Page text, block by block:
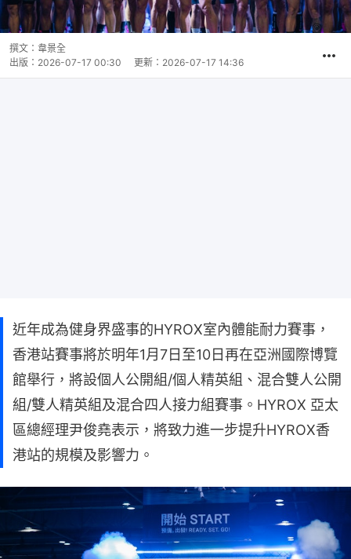
撰文： 韋景全
出版： 2026-07-17 00:30 更新： 2026-07-17 14:36
近年成為健身界盛事的HYROX室內體能耐力賽事，
香港站賽事將於明年1月7日至10日再在亞洲國際博覽
館舉行，將設個人公開組/個人精英組、混合雙人公開
組/雙人精英組及混合四人接力組賽事。HYROX 亞太
區總經理尹俊堯表示，將致力進一步提升HYROX香
港站的規模及影響力。